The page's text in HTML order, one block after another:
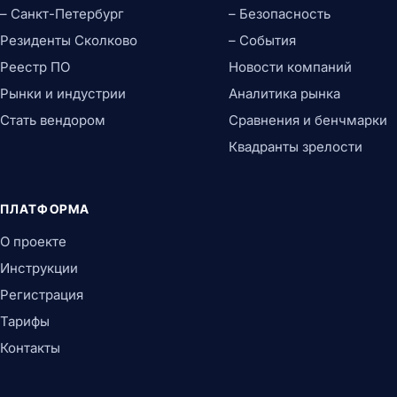
– Санкт-Петербург
Резиденты Сколково
Реестр ПО
Рынки и индустрии
Стать вендором
– Безопасность
– События
Новости компаний
Аналитика рынка
Сравнения и бенчмарки
Квадранты зрелости
ПЛАТФОРМА
О проекте
Инструкции
Регистрация
Тарифы
Контакты